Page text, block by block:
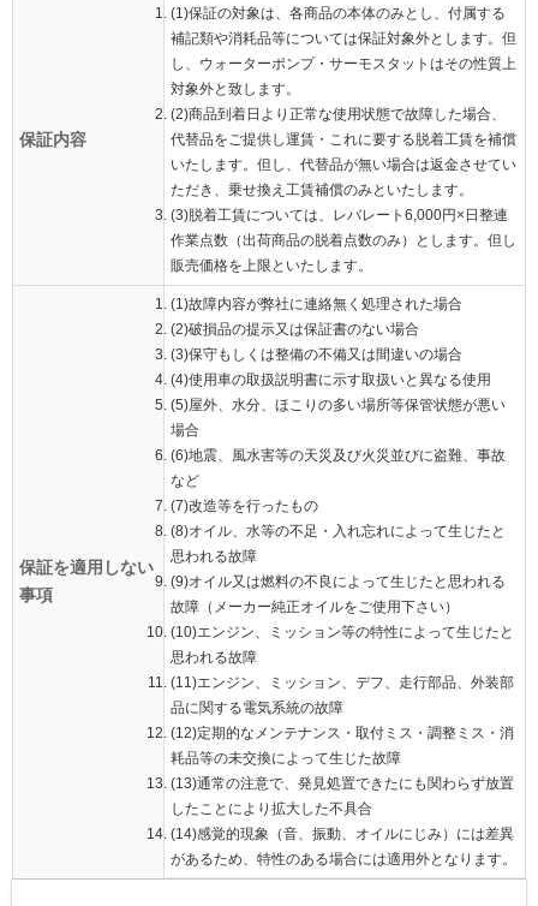
保証内容
(1)保証の対象は、各商品の本体のみとし、付属する
補記類や消耗品等については保証対象外とします。但
し、ウォーターポンプ・サーモスタットはその性質上
対象外と致します。
(2)商品到着日より正常な使用状態で故障した場合、
代替品をご提供し運賃・これに要する脱着工賃を補償
いたします。但し、代替品が無い場合は返金させてい
ただき、乗せ換え工賃補償のみといたします。
(3)脱着工賃については、レバレート6,000円×日整連
作業点数（出荷商品の脱着点数のみ）とします。但し
販売価格を上限といたします。
保証を適用しない
事項
(1)故障内容が弊社に連絡無く処理された場合
(2)破損品の提示又は保証書のない場合
(3)保守もしくは整備の不備又は間違いの場合
(4)使用車の取扱説明書に示す取扱いと異なる使用
(5)屋外、水分、ほこりの多い場所等保管状態が悪い
場合
(6)地震、風水害等の天災及び火災並びに盗難、事故
など
(7)改造等を行ったもの
(8)オイル、水等の不足・入れ忘れによって生じたと
思われる故障
(9)オイル又は燃料の不良によって生じたと思われる
故障（メーカー純正オイルをご使用下さい）
(10)エンジン、ミッション等の特性によって生じたと
思われる故障
(11)エンジン、ミッション、デフ、走行部品、外装部
品に関する電気系統の故障
(12)定期的なメンテナンス・取付ミス・調整ミス・消
耗品等の未交換によって生じた故障
(13)通常の注意で、発見処置できたにも関わらず放置
したことにより拡大した不具合
(14)感覚的現象（音、振動、オイルにじみ）には差異
があるため、特性のある場合には適用外となります。